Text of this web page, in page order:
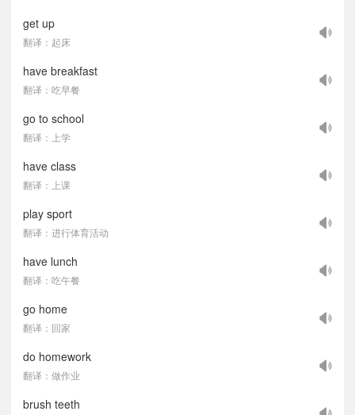
get up
翻译：起床
have breakfast
翻译：吃早餐
go to school
翻译：上学
have class
翻译：上课
play sport
翻译：进行体育活动
have lunch
翻译：吃午餐
go home
翻译：回家
do homework
翻译：做作业
brush teeth